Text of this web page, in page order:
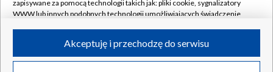
System NOS
Informacje o nadawcy
Program dla prasy
Kanały
©2026 Telewizja Polska S.A. w likwidacji
zapisywane za pomocą technologii takich jak: pliki cookie, sygnalizatory
WWW lub innych podobnych technologii umożliwiających świadczenie
ruchu w Internecie.Akceptuję i przechodzę do serwisu